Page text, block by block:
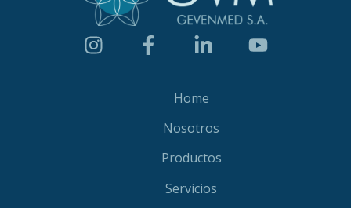
Home
Nosotros
Productos
Servicios